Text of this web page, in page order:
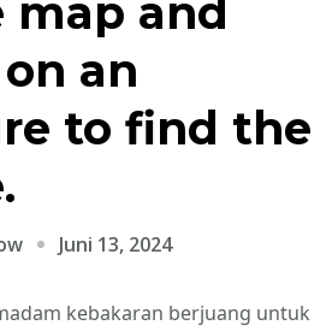
map and
an
to find the
Juni 13, 2024
kebakaran berjuang untuk